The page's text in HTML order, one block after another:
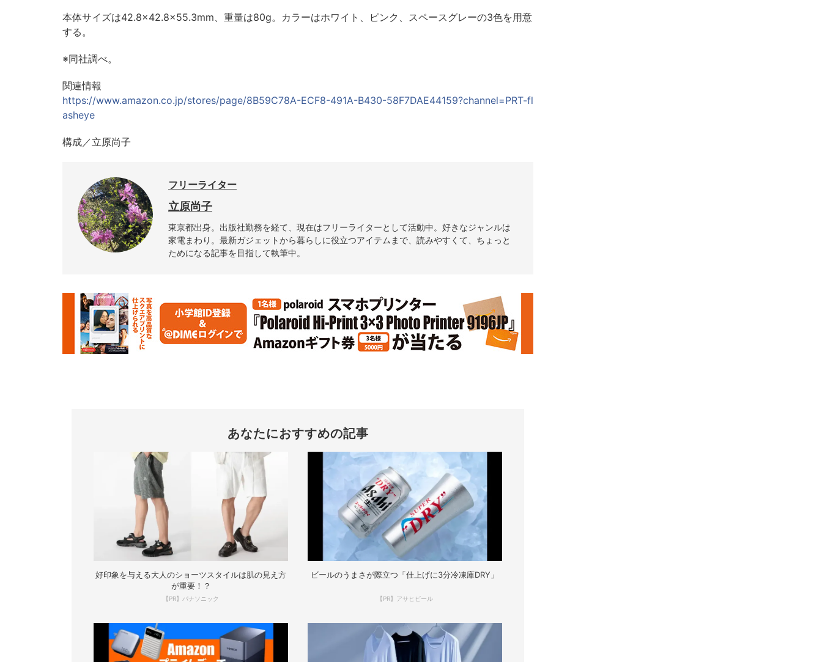
本体サイズは42.8×42.8×55.3mm、重量は80g。カラーはホワイト、ピンク、スペースグレーの3色を用意
する。
※同社調べ。
関連情報
https://www.amazon.co.jp/stores/page/8B59C78A-ECF8-491A-B430-58F7DAE44159?channel=PRT-fl
asheye
構成／立原尚子
フリーライター
立原尚子
東京都出身。出版社勤務を経て、現在はフリーライターとして活動中。好きなジャンルは
家電まわり。最新ガジェットから暮らしに役立つアイテムまで、読みやすくて、ちょっと
ためになる記事を目指して執筆中。
あなたにおすすめの記事
好印象を与える大人のショーツスタイルは肌の見え方
が重要！？
【PR】パナソニック
ビールのうまさが際立つ「仕上げに3分冷凍庫DRY」
【PR】アサヒビール